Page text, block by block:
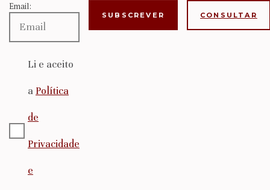
Email:
Li e aceito
a Política
de
Privacidade
e
CONSULTAR